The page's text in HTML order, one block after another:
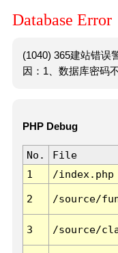
Database Error
(1040) 365建站错误
因：1、数据库密码
PHP Debug
No. File
1
/index.php
2 /source/
3 /source/